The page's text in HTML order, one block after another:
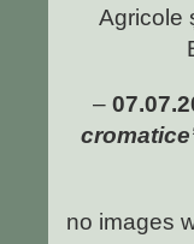
Agricole
–
no images